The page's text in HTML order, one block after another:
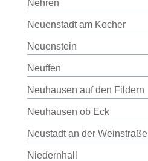
Nehren
Neuenstadt am Kocher
Neuenstein
Neuffen
Neuhausen auf den Fildern
Neuhausen ob Eck
Neustadt an der Weinstraße
Niedernhall